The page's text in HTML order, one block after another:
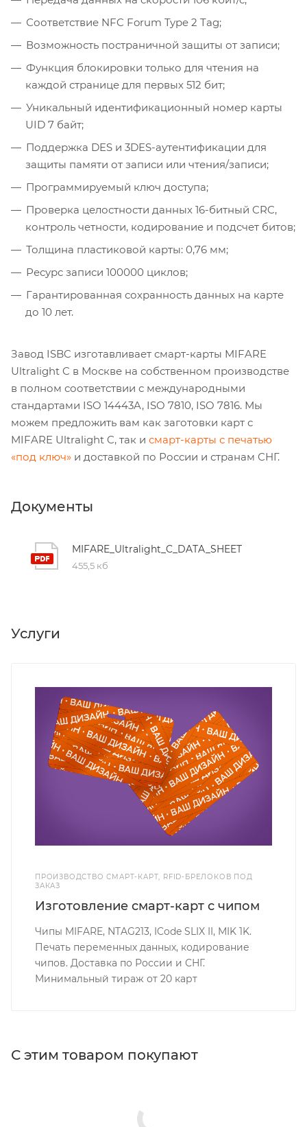
Соответствие NFC Forum Type 2 Tag;
Возможность постраничной защиты от записи;
Функция блокировки только для чтения на
каждой странице для первых 512 бит;
Уникальный идентификационный номер карты
UID 7 байт;
Поддержка DES и 3DES-аутентификации для
защиты памяти от записи или чтения/записи;
Программируемый ключ доступа;
Проверка целостности данных 16-битный CRC,
контроль четности, кодирование и подсчет битов;
Толщина пластиковой карты: 0,76 мм;
Ресурс записи 100000 циклов;
Гарантированная сохранность данных на карте
до 10 лет.
Завод ISBC изготавливает смарт-карты MIFARE
Ultralight C в Москве на собственном производстве
в полном соответствии с международными
стандартами ISO 14443A, ISO 7810, ISO 7816. Мы
можем предложить вам как заготовки карт с
MIFARE Ultralight C, так и смарт-карты с печатью
«под ключ» и доставкой по России и странам СНГ.
Документы
MIFARE_Ultralight_C_DATA_SHEET
455,5 кб
Услуги
ПРОИЗВОДСТВО СМАРТ-КАРТ, RFID-БРЕЛОКОВ ПОД
ЗАКАЗ
Изготовление смарт-карт с чипом
Чипы MIFARE, NTAG213, ICode SLIX II, MIK 1K.
Печать переменных данных, кодирование
чипов. Доставка по России и СНГ.
Минимальный тираж от 20 карт
С этим товаром покупают